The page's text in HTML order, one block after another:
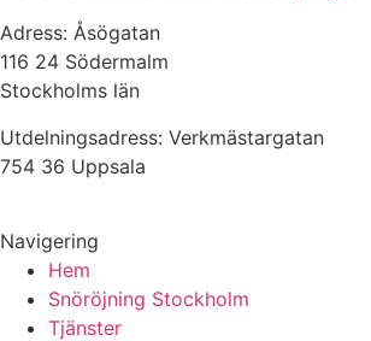
Adress: Åsögatan
116 24 Södermalm
Stockholms län
Utdelningsadress: Verkmästargatan
754 36 Uppsala
Navigering
Hem
Snöröjning Stockholm
Tjänster